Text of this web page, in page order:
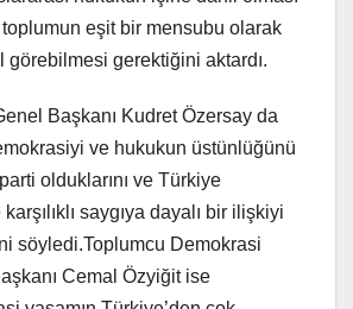
eşit bir mensubu olarak
görebilmesi gerektiğini aktardı.
Başkanı Kudret Özersay da
ve hukukun üstünlüğünü
olduklarını ve Türkiye
saygıya dayalı bir ilişkiyi
söyledi.Toplumcu Demokrasi
Cemal Özyiğit ise